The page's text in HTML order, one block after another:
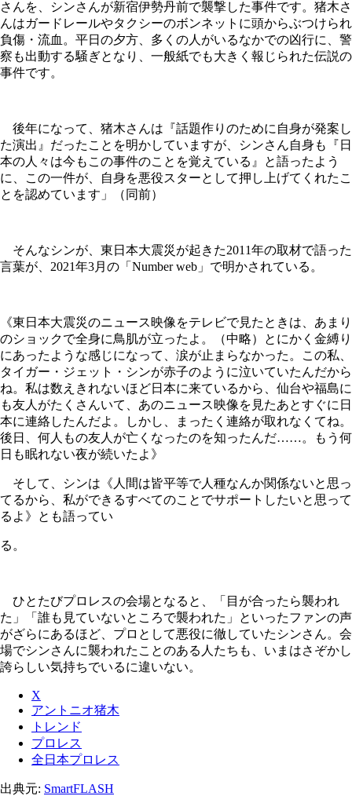
さんを、シンさんが新宿伊勢丹前で襲撃した事件です。猪木さ
んはガードレールやタクシーのボンネットに頭からぶつけられ
負傷・流血。平日の夕方、多くの人がいるなかでの凶行に、警
察も出動する騒ぎとなり、一般紙でも大きく報じられた伝説の
事件です。
後年になって、猪木さんは『話題作りのために自身が発案し
た演出』だったことを明かしていますが、シンさん自身も『日
本の人々は今もこの事件のことを覚えている』と語ったよう
に、この一件が、自身を悪役スターとして押し上げてくれたこ
とを認めています」（同前）
そんなシンが、東日本大震災が起きた2011年の取材で語った
言葉が、2021年3月の「Number web」で明かされている。
《東日本大震災のニュース映像をテレビで見たときは、あまり
のショックで全身に鳥肌が立ったよ。（中略）とにかく金縛り
にあったような感じになって、涙が止まらなかった。この私、
タイガー・ジェット・シンが赤子のように泣いていたんだから
ね。私は数えきれないほど日本に来ているから、仙台や福島に
も友人がたくさんいて、あのニュース映像を見たあとすぐに日
本に連絡したんだよ。しかし、まったく連絡が取れなくてね。
後日、何人もの友人が亡くなったのを知ったんだ……。もう何
日も眠れない夜が続いたよ》
そして、シンは《人間は皆平等で人種なんか関係ないと思っ
てるから、私ができるすべてのことでサポートしたいと思って
るよ》とも語ってい
る。
ひとたびプロレスの会場となると、「目が合ったら襲われ
た」「誰も見ていないところで襲われた」といったファンの声
がざらにあるほど、プロとして悪役に徹していたシンさん。会
場でシンさんに襲われたことのある人たちも、いまはさぞかし
誇らしい気持ちでいるに違いない。
X
アントニオ猪木
トレンド
プロレス
全日本プロレス
出典元: SmartFLASH